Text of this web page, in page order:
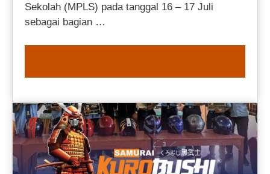
Sekolah (MPLS) pada tanggal 16 – 17 Juli
sebagai bagian …